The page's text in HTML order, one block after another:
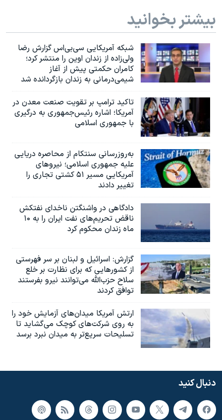
بیشتر بخوانید
شبکه آمریکایی سی‌بی‌‌اس گزارش رضا
ولی‌زاده از زندان اوین را منتشر کرد؛
کامران حکمتی پیش از آغاز
شیمی‌درمانی به زندان بازگردانده شد
تاکید ترامپ بر تقویت صنعت معدن در
آمریکا؛ اشاره رئیس‌جمهوری به درگیری
با جمهوری اسلامی
به‌روزرسانی سنتکام از محاصره دریایی
علیه جمهوری اسلامی؛ نیروهای
آمریکایی مسیر ۵۱ کشتی تجاری را
تغییر دادند
دادگاهی در واشنگتن ناخدای نفتکش
ناقض تحریم‌های نفت ایران را به ۱۰
ماه زندان محکوم کرد
گزارش‌: اسرائيل و لبنان بر سر فهرستی
از کشورهایی که برای نظارت بر خلع
سلاح حزب‌الله می‌توانند نیرو بفرستند
توافق کردند
ارتش آمریکا میدان‌های آزمایش خود را
به روی شرکت‌های کوچک می‌گشاید تا
تسلیحات سریع‌تر به میدان نبرد برسد
دنبال کنید